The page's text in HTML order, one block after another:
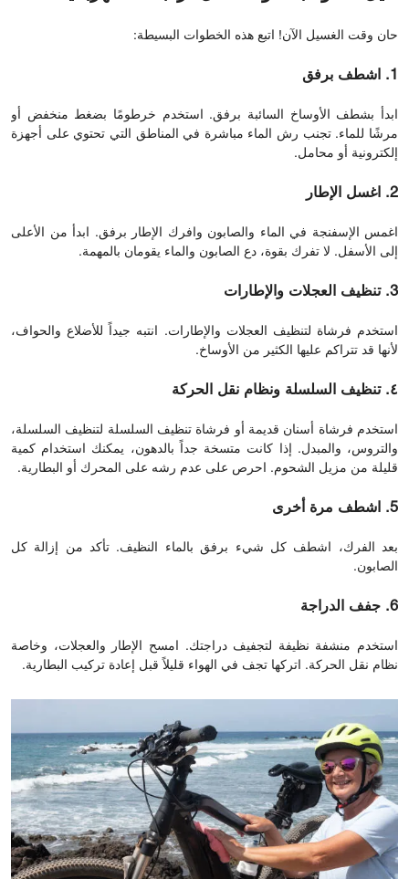
حان وقت الغسيل الآن! اتبع هذه الخطوات البسيطة:
1. اشطف برفق
ابدأ بشطف الأوساخ السائبة برفق. استخدم خرطومًا بضغط منخفض أو
مرشًا للماء. تجنب رش الماء مباشرة في المناطق التي تحتوي على أجهزة
إلكترونية أو محامل.
2. اغسل الإطار
اغمس الإسفنجة في الماء والصابون وافرك الإطار برفق. ابدأ من الأعلى
إلى الأسفل. لا تفرك بقوة، دع الصابون والماء يقومان بالمهمة.
3. تنظيف العجلات والإطارات
استخدم فرشاة لتنظيف العجلات والإطارات. انتبه جيداً للأضلاع والحواف،
لأنها قد تتراكم عليها الكثير من الأوساخ.
٤. تنظيف السلسلة ونظام نقل الحركة
استخدم فرشاة أسنان قديمة أو فرشاة تنظيف السلسلة لتنظيف السلسلة،
والتروس، والمبدل. إذا كانت متسخة جداً بالدهون، يمكنك استخدام كمية
قليلة من مزيل الشحوم. احرص على عدم رشه على المحرك أو البطارية.
5. اشطف مرة أخرى
بعد الفرك، اشطف كل شيء برفق بالماء النظيف. تأكد من إزالة كل
الصابون.
6. جفف الدراجة
استخدم منشفة نظيفة لتجفيف دراجتك. امسح الإطار والعجلات، وخاصة
نظام نقل الحركة. اتركها تجف في الهواء قليلاً قبل إعادة تركيب البطارية.